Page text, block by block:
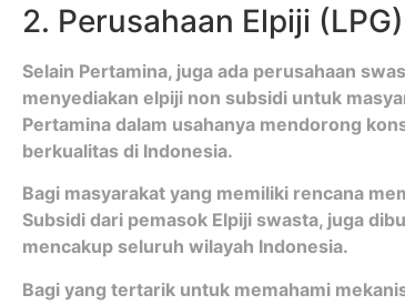
2. Perusahaan Elpiji
Selain Pertamina, juga ada perusahaan
menyediakan elpiji non subsidi untuk
Pertamina dalam usahanya mendorong
berkualitas di Indonesia.
Bagi masyarakat yang memiliki rencana
Subsidi dari pemasok Elpiji swasta, juga
mencakup seluruh wilayah Indonesia.
Bagi yang tertarik untuk memahami